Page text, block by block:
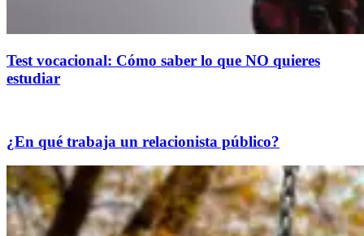
Test vocacional: Cómo saber lo que NO quieres
estudiar
¿En qué trabaja un relacionista público?